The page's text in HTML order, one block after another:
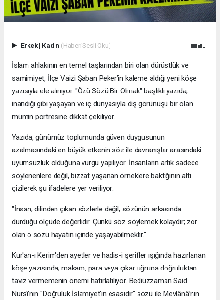
Erkek| Kadın (Haberi Sesli Oku)
İslam ahlakının en temel taşlarından biri olan dürüstlük ve
samimiyet, İlçe Vaizi Şaban Peker’in kaleme aldığı yeni köşe
yazısıyla ele alınıyor. "Özü Sözü Bir Olmak" başlıklı yazıda,
inandığı gibi yaşayan ve iç dünyasıyla dış görünüşü bir olan
mümin portresine dikkat çekiliyor.
​Yazıda, günümüz toplumunda güven duygusunun
azalmasındaki en büyük etkenin söz ile davranışlar arasındaki
uyumsuzluk olduğuna vurgu yapılıyor. İnsanların artık sadece
söylenenlere değil, bizzat yaşanan örneklere baktığının altı
çizilerek şu ifadelere yer veriliyor:
​"İnsan, dilinden çıkan sözlerle değil, sözünün arkasında
durduğu ölçüde değerlidir. Çünkü söz söylemek kolaydır; zor
olan o sözü hayatın içinde yaşayabilmektir."
​Kur'an-ı Kerim'den ayetler ve hadis-i şerifler ışığında hazırlanan
köşe yazısında; makam, para veya çıkar uğruna doğruluktan
taviz vermemenin önemi hatırlatılıyor. Bediüzzaman Said
Nursî’nin "Doğruluk İslamiyet'in esasıdır" sözü ile Mevlânâ’nın